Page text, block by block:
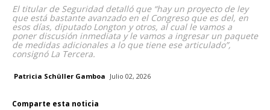
El titular de Seguridad detalló que “hay un proyecto de ley
que está bastante avanzado en el Congreso que es del, en
esos días, diputado Longton y otros, al cual le vamos a
poner discusión inmediata y le vamos a ingresar un paquete
de medidas adicionales a lo que tiene ese articulado”,
consignó La Tercera.
Patricia Schüller Gamboa Julio 02, 2026
Comparte esta noticia